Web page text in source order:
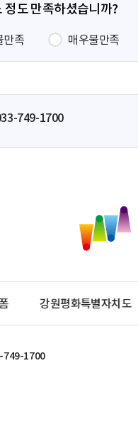
정도 만족하셨습니까?
만족 매우불만족
749-1700
주
시
설
관
리
공
강원평화특별자치도
749-1700